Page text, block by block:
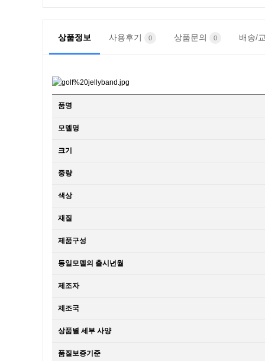
상품정보 사용후기 0 상품문의 0 배송/
품명
모델명
크기
중량
색상
재질
제품구성
동일모델의 출시년월
제조자
제조국
상품별 세부 사양
품질보증기준